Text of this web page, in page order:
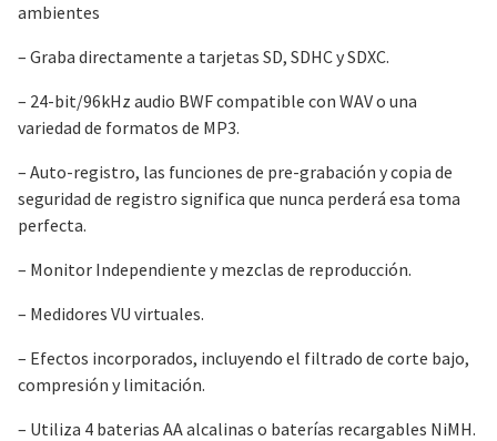
ambientes
– Graba directamente a tarjetas SD, SDHC y SDXC.
– 24-bit/96kHz audio BWF compatible con WAV o una
variedad de formatos de MP3.
– Auto-registro, las funciones de pre-grabación y copia de
seguridad de registro significa que nunca perderá esa toma
perfecta.
– Monitor Independiente y mezclas de reproducción.
– Medidores VU virtuales.
– Efectos incorporados, incluyendo el filtrado de corte bajo,
compresión y limitación.
– Utiliza 4 baterias AA alcalinas o baterías recargables NiMH.